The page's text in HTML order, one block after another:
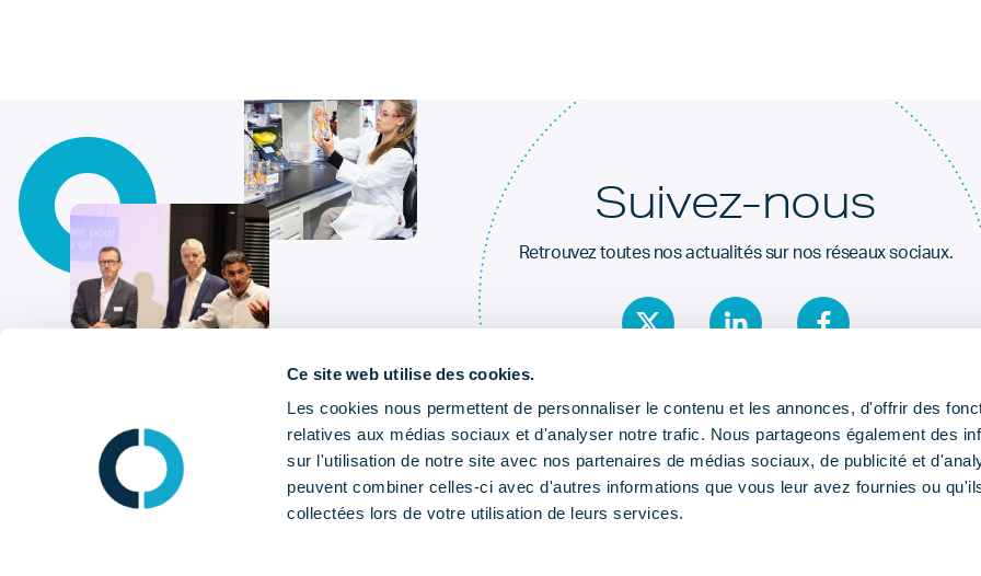
Ce site web utilise des cookies.
Les cookies nous permettent de personnaliser le contenu et les annonces, d'offrir des
relatives aux médias sociaux et d'analyser notre trafic. Nous partageons également des
sur l'utilisation de notre site avec nos partenaires de médias sociaux, de publicité et
peuvent combiner celles-ci avec d'autres informations que vous leur avez fournies ou
collectées lors de votre utilisation de leurs services.
Suivez-nous
Retrouvez toutes nos actualités sur nos réseaux sociaux.
Publications